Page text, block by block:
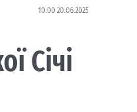
10:00 20.06.2025
Січі